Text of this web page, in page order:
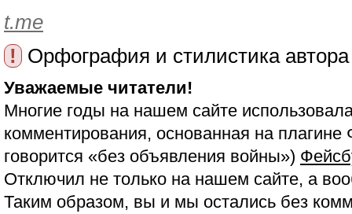
t.me
!
Орфография и стилистика
Уважаемые читатели!
Многие годы на нашем сайте
комментирования, основанная на
говорится «без объявления войны»)
Отключил не только на нашем сайте, а
Таким образом, вы и мы остались без